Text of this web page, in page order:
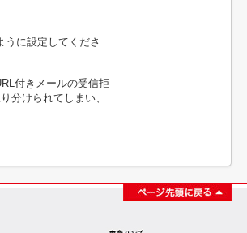
に設定してくださ
付きメールの受信拒
分けられてしまい、